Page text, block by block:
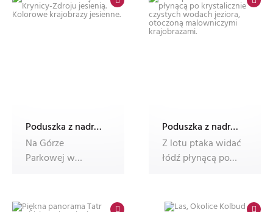
Poduszka z nadrukiem Dec'n'Roll, ze zdjęciem, foto poduszka
Na Górze
Parkowej w
krajob
Poduszka z nadrukiem Dec'n'Roll, ze zdjęciem, foto poduszka
Z lotu ptaka widać
łódź płynącą po